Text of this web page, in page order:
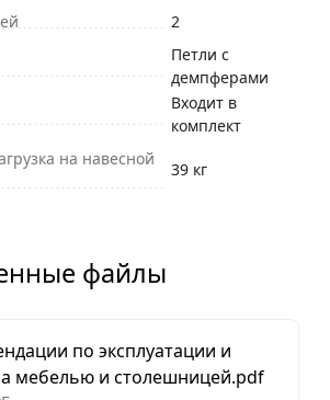
2
Петли с
демпферами
Входит в
комплект
на навесной
39 кг
файлы
по эксплуатации и
мебелью и столешницей.pdf